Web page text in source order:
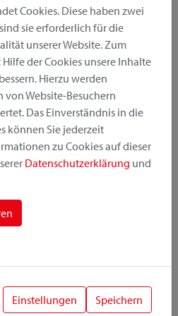
Cookies. Diese haben zwei
sie erforderlich für die
unserer Website. Zum
der Cookies unsere Inhalte
Hierzu werden
Website-Besuchern
Das Einverständnis in die
können Sie jederzeit
zu Cookies auf dieser
Datenschutzerklärung und
Einstellungen Speichern